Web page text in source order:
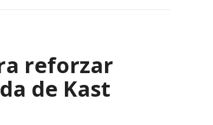
reforzar
de Kast